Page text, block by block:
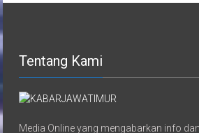
Tentang Kami
Media Online yang mengabarkan info